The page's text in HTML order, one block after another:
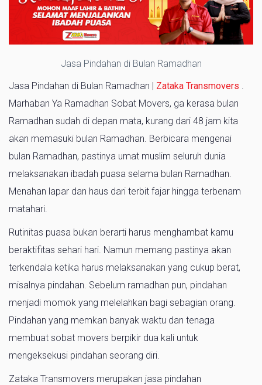
Jasa Pindahan di Bulan Ramadhan
Jasa Pindahan di Bulan Ramadhan | Zataka Transmovers .
Marhaban Ya Ramadhan Sobat Movers, ga kerasa bulan
Ramadhan sudah di depan mata, kurang dari 48 jam kita
akan memasuki bulan Ramadhan. Berbicara mengenai
bulan Ramadhan, pastinya umat muslim seluruh dunia
melaksanakan ibadah puasa selama bulan Ramadhan.
Menahan lapar dan haus dari terbit fajar hingga terbenam
matahari.
Rutinitas puasa bukan berarti harus menghambat kamu
beraktifitas sehari hari. Namun memang pastinya akan
terkendala ketika harus melaksanakan yang cukup berat,
misalnya pindahan. Sebelum ramadhan pun, pindahan
menjadi momok yang melelahkan bagi sebagian orang.
Pindahan yang memkan banyak waktu dan tenaga
membuat sobat movers berpikir dua kali untuk
mengeksekusi pindahan seorang diri.
Zataka Transmovers merupakan jasa pindahan